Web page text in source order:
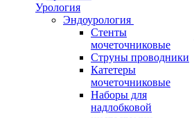
Урология
Эндоурология
Стенты
мочеточниковые
Струны проводники
Катетеры
мочеточниковые
Наборы для
надлобковой